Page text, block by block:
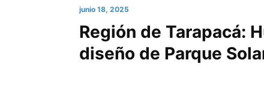
junio 18, 2025
Región de Tarapacá:
diseño de Parque